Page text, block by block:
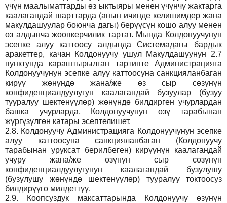
үчүн маалыматтарды өз ыктыяры менен үчүнчү жактарга
каалагандай шарттарда (анын ичинде келишимдер жана
макулдашуулар боюнча дагы) берүүсүн кошо алуу менен
өз алдынча жоопкерчилик тартат. Мында Колдонуучунун
эсепке алуу каттоосу алдында Системадагы бардык
аракеттер, качан Колдонуучу ушул Макулдашуунун 2.7
пунктунда караштырылган тартипте Администрацияга
Колдонуучунун эсепке алуу каттоосуна санкцияланбаган
кирүү жөнүндө жана/же өз сыр сөзүнүн
конфиденциалдуулугун каалагандай бузуулар (бузуу
тууралуу шектенүүлөр) жөнүндө билдирген учурлардан
башка учурларда, Колдонуучунун өзү тарабынан
жүргүзүлгөн катары эсептелишет.
2.8. Колдонуучу Администрацияга Колдонуучунун эсепке
алуу каттоосуна санкцияланбаган (Колдонуучу
тарабынан уруксат берилбеген) кирүүнүн каалагандай
учуру жана/же өзүнүн сыр сөзүнүн
конфиденциалдуулугунун каалагандай бузулушу
(бузулушу жөнүндө шектенүүлөр) тууралуу токтоосуз
билдирүүгө милдеттүү.
2.9.
Коопсуздук максаттарында Колдонуучу өзүнүн